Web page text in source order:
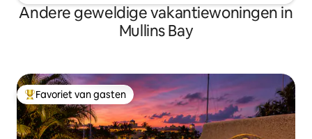
Andere geweldige vakantiewoningen in
Mullins Bay
Topfavoriet van gasten
Favoriet van gasten